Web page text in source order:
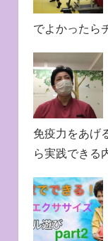
でよかったら
免疫力をあげ
ら実践できる